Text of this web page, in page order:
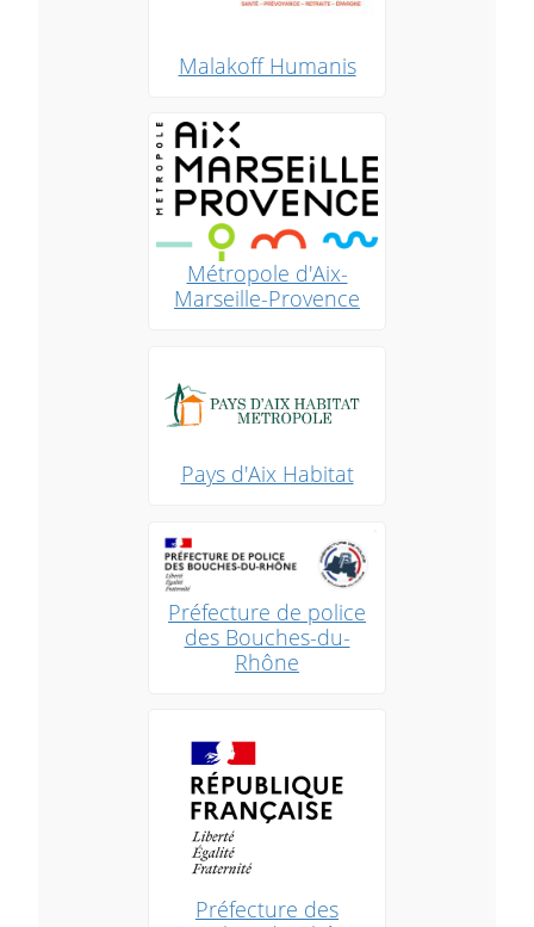
Malakoff Humanis
Métropole d'Aix-
Marseille-Provence
Pays d'Aix Habitat
Préfecture de police
des Bouches-du-
Rhône
Préfecture des